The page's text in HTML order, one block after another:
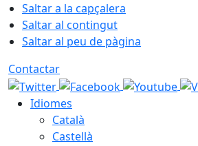
Saltar a la capçalera
Saltar al contingut
Saltar al peu de pàgina
Contactar
Idiomes
Català
Castellà